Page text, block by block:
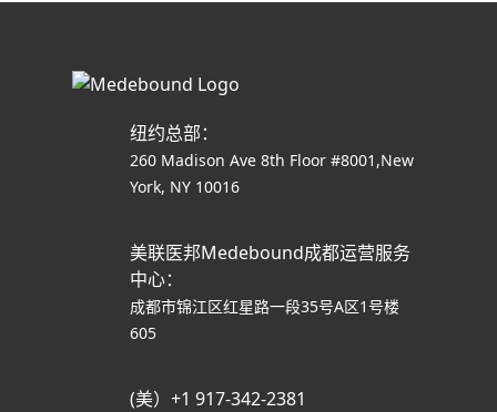
纽约总部：
260 Madison Ave 8th Floor #8001,New
York, NY 10016
美联医邦Medebound成都运营服务
中心：
成都市锦江区红星路一段35号A区1号楼
605
(美）+1 917-342-2381